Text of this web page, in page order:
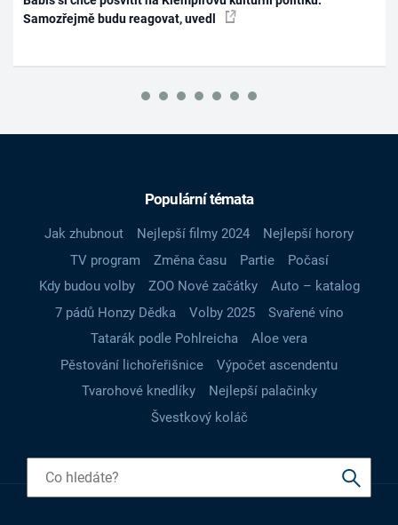
Samozřejmě budu reagovat, uvedl
Populární témata
Jak zhubnout Nejlepší filmy 2024
Nejlepší horory
TV program
Změna času Partie
Počasí
Kdy budou volby
ZOO Nové začátky
Auto – katalog
7 pádů Honzy Dědka
Volby 2025
Svařené víno
Tatarák podle Pohlreicha
Aloe vera
Pěstování lichořeřišnice
Výpočet ascendentu
Tvarohové knedlíky
Nejlepší palačinky
Švestkový koláč